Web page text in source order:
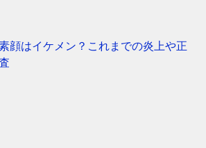
顔はイケメン？これまでの炎上や正